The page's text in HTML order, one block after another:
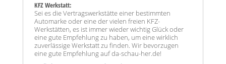
KFZ Werkstatt:
Sei es die Vertragswerkstätte einer bestimmten
Automarke oder eine der vielen freien KFZ-
Werkstätten, es ist immer wieder wichtig Glück oder
eine gute Empfehlung zu haben, um eine wirklich
zuverlässige Werkstatt zu finden. Wir bevorzugen
eine gute Empfehlung auf da-schau-her.de!